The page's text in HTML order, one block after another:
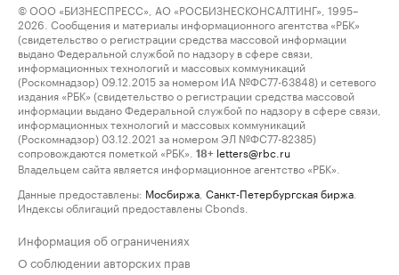
© ООО «БИЗНЕСПРЕСС», АО «РОСБИЗНЕСКОНСАЛТИНГ», 1995–
2026. Сообщения и материалы информационного агентства «РБК»
(свидетельство о регистрации средства массовой информации
выдано Федеральной службой по надзору в сфере связи,
информационных технологий и массовых коммуникаций
(Роскомнадзор) 09.12.2015 за номером ИА №ФС77-63848) и сетевого
издания «РБК» (свидетельство о регистрации средства массовой
информации выдано Федеральной службой по надзору в сфере связи,
информационных технологий и массовых коммуникаций
(Роскомнадзор) 03.12.2021 за номером ЭЛ №ФС77-82385)
сопровождаются пометкой «РБК».
18+ letters@rbc.ru
Владельцем сайта является информационное агентство «РБК».
Данные предоставлены: Мосбиржа Санкт-Петербургская биржа
Индексы облигаций предоставлены Cbonds.
Информация об ограничениях
О соблюдении авторских прав